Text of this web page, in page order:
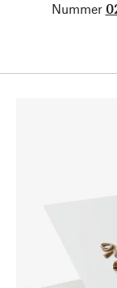
Nummer